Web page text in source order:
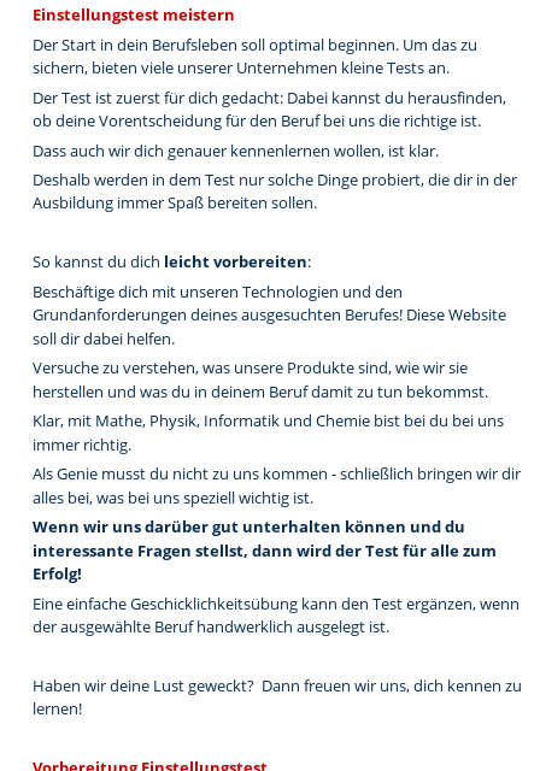
Einstellungstest meistern
Der Start in dein Berufsleben soll optimal beginnen. Um das zu
sichern, bieten viele unserer Unternehmen kleine Tests an.
Der Test ist zuerst für dich gedacht: Dabei kannst du herausfinden,
ob deine Vorentscheidung für den Beruf bei uns die richtige ist.
Dass auch wir dich genauer kennenlernen wollen, ist klar.
Deshalb werden in dem Test nur solche Dinge probiert, die dir in der
Ausbildung immer Spaß bereiten sollen.
So kannst du dich leicht vorbereiten:
Beschäftige dich mit unseren Technologien und den
Grundanforderungen deines ausgesuchten Berufes! Diese Website
soll dir dabei helfen.
Versuche zu verstehen, was unsere Produkte sind, wie wir sie
herstellen und was du in deinem Beruf damit zu tun bekommst.
Klar, mit Mathe, Physik, Informatik und Chemie bist bei du bei uns
immer richtig.
Als Genie musst du nicht zu uns kommen - schließlich bringen wir dir
alles bei, was bei uns speziell wichtig ist.
Wenn wir uns darüber gut unterhalten können und du
interessante Fragen stellst, dann wird der Test für alle zum
Erfolg!
Eine einfache Geschicklichkeitsübung kann den Test ergänzen, wenn
der ausgewählte Beruf handwerklich ausgelegt ist.
Haben wir deine Lust geweckt?  Dann freuen wir uns, dich kennen zu
lernen!